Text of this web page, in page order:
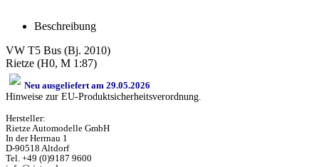
Beschreibung
VW T5 Bus (Bj. 2010)
Rietze (H0, M 1:87)
Neu ausgeliefert am 29.05.2026
Hinweise zur EU-Produktsicherheitsverordnung.
Hersteller:
Rietze Automodelle GmbH
In der Herrnau 1
D-90518 Altdorf
Tel. +49 (0)9187 9600